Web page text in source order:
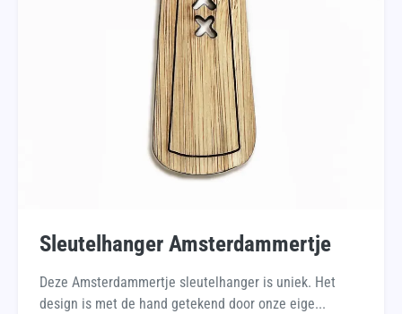
Sleutelhanger Amsterdammertje
Deze Amsterdammertje sleutelhanger is uniek. Het
design is met de hand getekend door onze eige...